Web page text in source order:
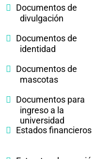
Documentos de
divulgación
Documentos de
identidad
Documentos de
mascotas
Documentos para
ingreso a la
universidad
Estados financieros